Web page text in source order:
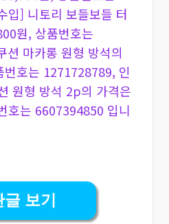
입] 니토리 보들보들 터
원, 상품번호는
마카롱 원형 방석의
호는 1271728789, 인
원형 방석 2p의 가격은
호는 6607394850 입니
보기